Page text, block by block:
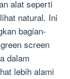
alat seperti
natural. Ini
bagian-
screen
dalam
lebih alami